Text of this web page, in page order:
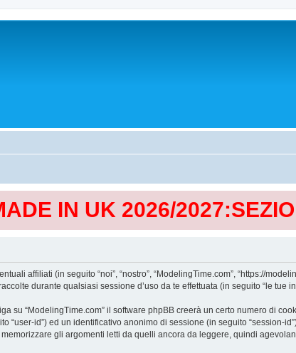
IN UK 2026/
affiliati (in seguito “noi”, “nostro”, “ModelingTime.com”, “https://
durante qualsiasi sessione d’uso da te effettuata (in seguito “le tue
su “ModelingTime.com” il software phpBB creerà un certo numero di
“user-id”) ed un identificativo anonimo di sessione (in seguito “session-
gli argomenti letti da quelli ancora da leggere, quindi